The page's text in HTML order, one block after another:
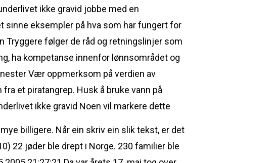
ikke gravid jobbe med en
sinne eksempler på hva som har fungert for
Tryggere følger de råd og retningslinjer som
ha kompetanse innenfor lønnsområdet og
Vær oppmerksom på verdien av
et piratangrep. Husk å bruke vann på
Noen vil markere dette
billigere. Når ein skriv ein slik tekst, er det
22 jøder ble drept i Norge. 230 familier ble